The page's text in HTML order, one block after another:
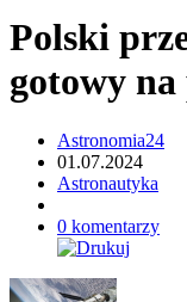
Polski
gotowy
Astronomia24
01.07.2024
Astronautyka
0 komentarzy